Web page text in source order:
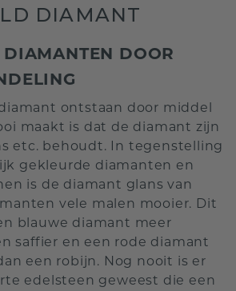
DIAMANT
DIAMANTEN DOOR
ontstaan door middel
maakt is dat de diamant zijn
etc. behoudt. In tegenstelling
gekleurde diamanten en
is de diamant glans van
vele malen mooier. Dit
blauwe diamant meer
saffier en een rode diamant
een robijn. Nog nooit is er
edelsteen geweest die een